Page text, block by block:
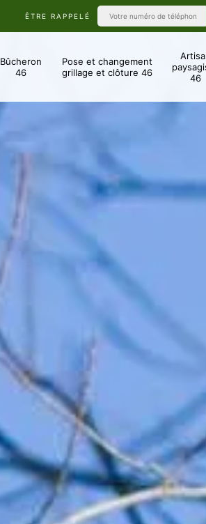
ÊTRE RAPPELÉ
Bûcheron
46
Pose et changement
grillage et clôture 46
46